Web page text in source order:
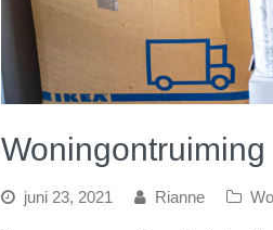
juni 23, 2021 Rianne